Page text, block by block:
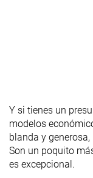
Rigidez del
contrafuerte
del talón
Tirador del
Y si tienes un
modelos
blanda y
Son un poquito
es excepcional.